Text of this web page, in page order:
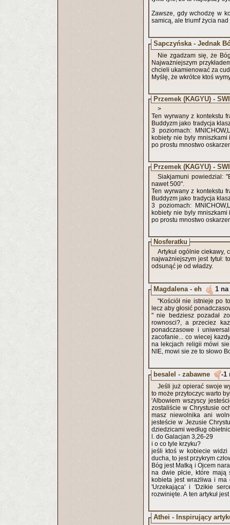
Zawsze, gdy wchodzę w
samicą, ale triumf życia
Sapczyńska - Jednak
Nie zgadzam się, że
Najważniejszym
chcieli ukamienować za
Myślę, że wkrótce ktoś
Przemek (KAGYU) -
>
Ten wyrwany z kontekstu
Buddyzm jako tradycja
3 poziomach:
kobiety nie byly mniszkami
po prostu mnostwo
Przemek (KAGYU) -
Siakjamuni powiedzial:
nawet 500".
Ten wyrwany z kontekstu
Buddyzm jako tradycja
3 poziomach:
kobiety nie byly mniszkami
po prostu mnostwo
Nosferatku
Artykuł ogólnie ciekawy,
najważniejszym jest tytuł:
odsunąć je od władzy.
Magdalena - eh 1 na
"Kościół nie istnieje po
lecz aby głosić
" nie bedziesz pozadał
rownosci?, a przeciez
ponadczasowe i
zacofanie... co wiecej
na lekcjach religii mówi
NIE, mowi sie ze to słowo
besalel - zabawne -1
Jeśli już opierać swoje
to może przytoczyc warto
'Albowiem wszyscy
zostaliście w Chrystusie ochrzczeni,
masz niewolnika ani
jesteście w Jezusie Chrystusie. A jeśli jesteście Chrystusowi, tedy jesteście
dziedzicami według
l. do Galacjan 3,26-29
i o co tyle krzyku?
jeśli ktoś w kobiecie widzi
ducha, to jest przykrym
Bóg jest Matką i Ojcem
na dwie płcie, które
kobieta jest wrażliwa i ma
'Urzekająca' i 'Dzikie
rozwinięte. A ten artykuł
Athei - Inspirujący